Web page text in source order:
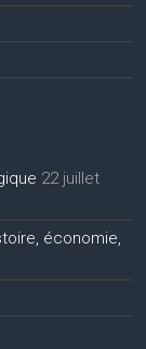
22 juillet
économie,